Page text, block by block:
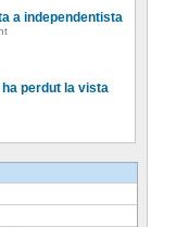
a independentista
perdut la vista